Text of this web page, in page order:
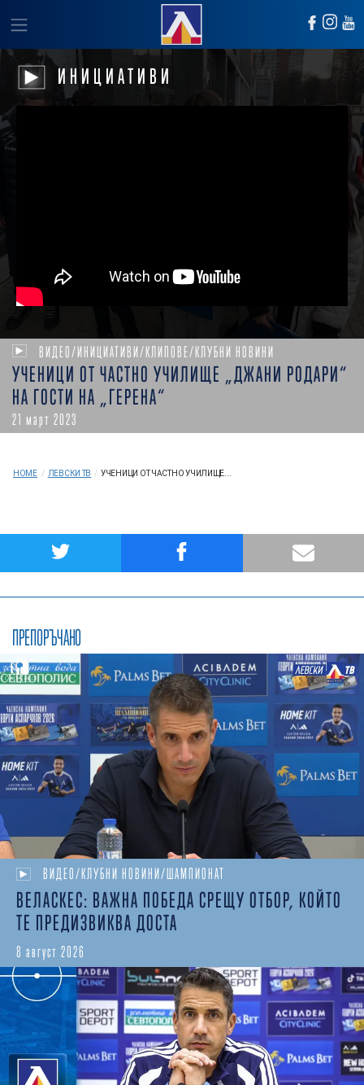
ИНИЦИАТИВИ
ВИДЕО/ИНИЦИАТИВИ/КЛИПОВЕ/КЛУБНИ НОВИНИ
УЧЕНИЦИ ОТ ЧАСТНО УЧИЛИЩЕ „ДЖАНИ РОДАРИ“
НА ГОСТИ НА „ГЕРЕНА“
21 март 2023
HOME / ЛЕВСКИ ТВ / УЧЕНИЦИ ОТ ЧАСТНО УЧИЛИЩЕ...
ПРЕПОРЪЧАНО
ВИДЕО/КЛУБНИ НОВИНИ/ШАМПИОНАТ
ВЕЛАСКЕС: ВАЖНА ПОБЕДА СРЕЩУ ОТБОР, КОЙТО
ТЕ ПРЕДИЗВИКВА ДОСТА
8 август 2026